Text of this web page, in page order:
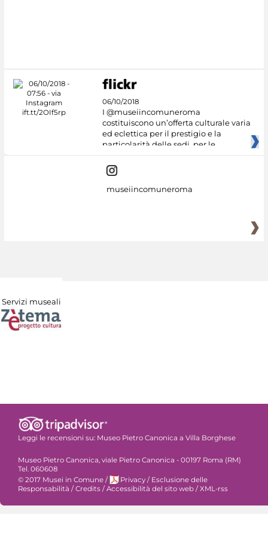
06/10/2018
I @museiincomuneroma
costituiscono un’offerta culturale varia
ed eclettica per il prestigio e la
particolarità delle sedi, per le
museiincomuneroma
Servizi museali
Leggi le recensioni su: Museo Pietro Canonica a Villa Borghese
Museo Pietro Canonica, viale Pietro Canonica - 00197 Roma (RM)
Tel. 060608
© 2017 Musei in Comune / Privacy / Esclusione delle
Responsabilità / Credits / Accessibilità del sito web / XML-rss